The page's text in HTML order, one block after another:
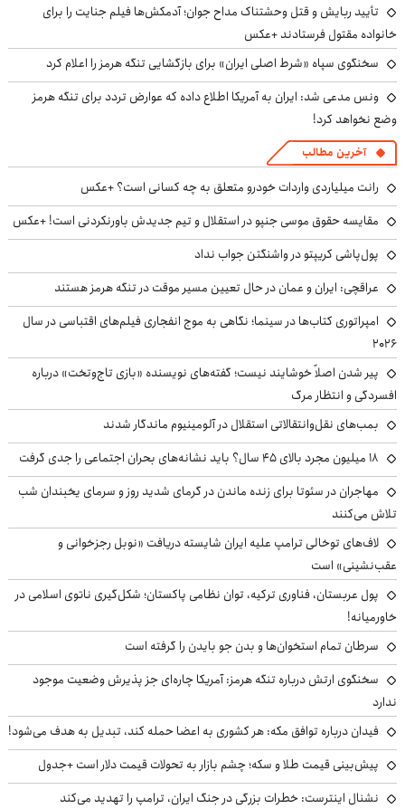
تأیید ربایش و قتل وحشتناک مداح جوان؛ آدمکش‌ها فیلم جنایت را برای
خانواده مقتول فرستادند +عکس
سخنگوی سپاه «شرط اصلی ایران» برای بازگشایی تنگه هرمز را اعلام کرد
ونس مدعی شد: ایران به آمریکا اطلاع داده که عوارض تردد برای تنگه هرمز
وضع نخواهد کرد!
آخرین مطالب
رانت میلیاردی واردات خودرو متعلق به چه کسانی است؟ +عکس
مقایسه حقوق موسی جنپو در استقلال و تیم جدیدش باورنکردنی است! +عکس
پول‌پاشی کریپتو در واشنگتن جواب نداد
عراقچی: ایران و عمان در حال تعیین مسیر موقت در تنگه هرمز هستند
امپراتوری کتاب‌ها در سینما؛ نگاهی به موج انفجاری فیلم‌های اقتباسی در سال
۲۰۲۶
پیر شدن اصلاً خوشایند نیست؛ گفته‌های نویسنده «بازی تاج‌وتخت» درباره
افسردگی و انتظار مرگ
بمب‌های نقل‌وانتقالاتی استقلال در آلومینیوم ماندگار شدند
۱۸ میلیون مجرد بالای ۴۵ سال؟ باید نشانه‌های بحران اجتماعی را جدی گرفت
مهاجران در سئوتا برای زنده ماندن در گرمای شدید روز و سرمای یخبندان شب
تلاش می‌کنند
لاف‌های توخالی ترامپ علیه ایران شایسته دریافت «نوبل رجزخوانی و
عقب‌نشینی» است
پول عربستان، فناوری ترکیه، توان نظامی پاکستان؛ شکل‌گیری ناتوی اسلامی در
خاورمیانه!
سرطان تمام استخوان‌ها و بدن جو بایدن را گرفته است
سخنگوی ارتش درباره تنگه هرمز: آمریکا چاره‌ای جز پذیرش وضعیت موجود
ندارد
فیدان درباره توافق مکه: هر کشوری به اعضا حمله کند، تبدیل به هدف می‌شود!
پیش‌بینی قیمت طلا و سکه؛ چشم بازار به تحولات قیمت دلار است +جدول
نشنال اینترست: خطرات بزرگی در جنگ ایران، ترامپ را تهدید می‌کند